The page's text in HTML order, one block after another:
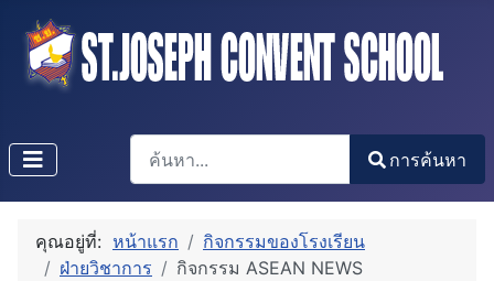
การค้นหา
Type 2 or more characters for results.
การค้นหา
คุณอยู่ที่: หน้าแรก
กิจกรรมของโรงเรียน
ฝ่ายวิชาการ
กิจกรรม ASEAN NEWS